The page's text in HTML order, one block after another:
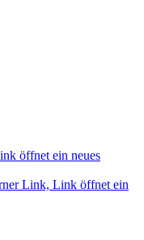
öffnet ein neues
Link, Link öffnet ein